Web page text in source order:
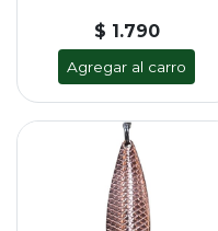
$ 1.790
Agregar al carro